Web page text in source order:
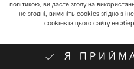
медичних даних.
Таким чином, Data
інструмент, який
структуровані дані,
політикою, ви даєте згоду на
не згодні, вимкніть cookies згідно з
cookies із цього сайту не
Я